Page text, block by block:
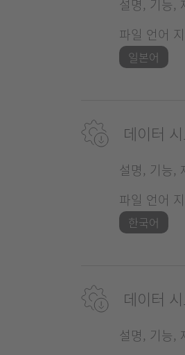
설명, 기능,
파일 언어
일본어
데이터
설명, 기능,
파일 언어
한국어
데이터
설명, 기능,